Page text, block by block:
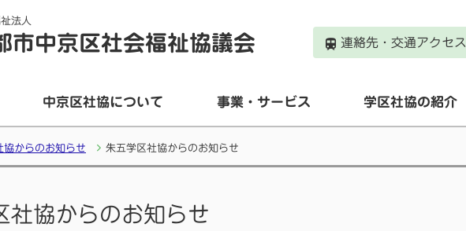
法人
市中京区社会福祉協議会 連絡先・交通アクセス
中京区社協について 事業・サービス 学区社協の紹介
協からのお知らせ 朱五学区社協からのお知らせ
社協からのお知らせ